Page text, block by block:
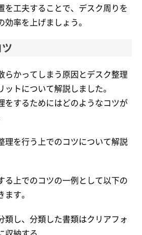
を工夫することで、デスク周りを
率を上げましょう。
らかってしまう原因とデスク整理
トについて解説しました。
をするためにはどのようなコツが
理を行う上でのコツについて解説
る上でのコツの一例として以下の
す。
類し、分類した書類はクリアフォ